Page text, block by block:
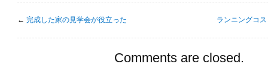
← 完成した家の見学会が役立った ランニングコ
Comments are closed.